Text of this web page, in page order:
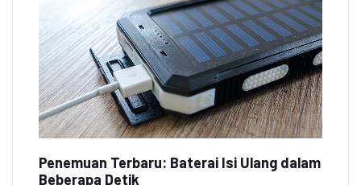
Penemuan Terbaru: Baterai Isi Ulang dalam
Beberapa Detik